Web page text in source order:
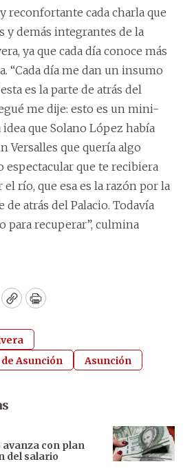
reconfortante cada charla que
y demás integrantes de la
ya que cada día conoce más
“Cada día me dan un insumo
es la parte de atrás del
me dije: esto es un mini-
que Solano López había
Versalles que quería algo
espectacular que te recibiera
río, que esa es la razón por la
de atrás del Palacio. Todavía
para recuperar”, culmina
CopyPrint
Asunción
Asunción
avanza con plan
del salario